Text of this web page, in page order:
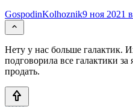
GospodinKolhoznik9 ноя 2021
Нету у нас больше галактик.
подговорила все галактики
продать.